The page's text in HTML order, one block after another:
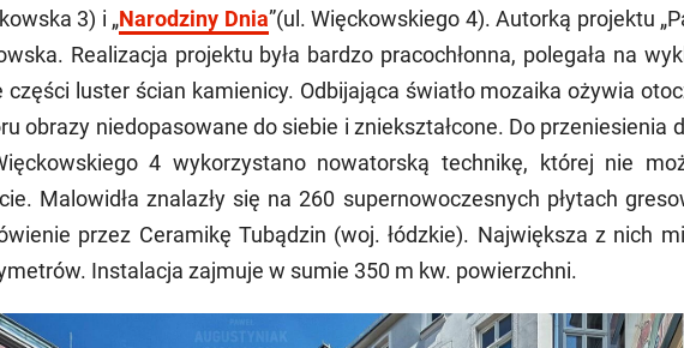
3) i „Narodziny Dnia”(ul. Więckowskiego 4). Autorką projektu
Realizacja projektu była bardzo pracochłonna, polegała na
części luster ścian kamienicy. Odbijająca światło mozaika ożywia
obrazy niedopasowane do siebie i zniekształcone. Do przeniesienia
4 wykorzystano nowatorską technikę, której nie
Malowidła znalazły się na 260 supernowoczesnych płytach
przez Ceramikę Tubądzin (woj. łódzkie). Największa z nich
Instalacja zajmuje w sumie 350 m kw. powierzchni.